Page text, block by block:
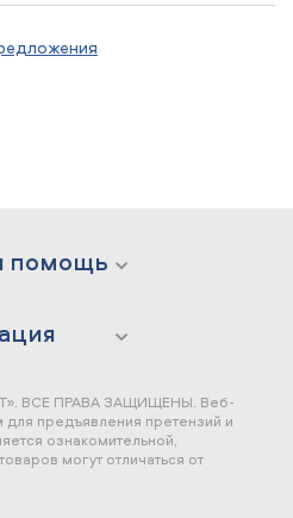
помощь
ВСЕ ПРАВА ЗАЩИЩЕНЫ. Веб-
для предъявления претензий и
ознакомительной,
могут отличаться от